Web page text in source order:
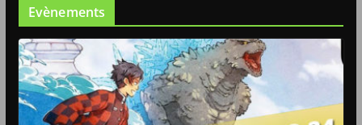
Evènements